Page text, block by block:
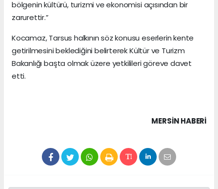
bölgenin kültürü, turizmi ve ekonomisi açısından bir
zarurettir.”
Kocamaz, Tarsus halkının söz konusu eserlerin kente
getirilmesini beklediğini belirterek Kültür ve Turizm
Bakanlığı başta olmak üzere yetkilileri göreve davet
etti.
MERSIN HABERİ